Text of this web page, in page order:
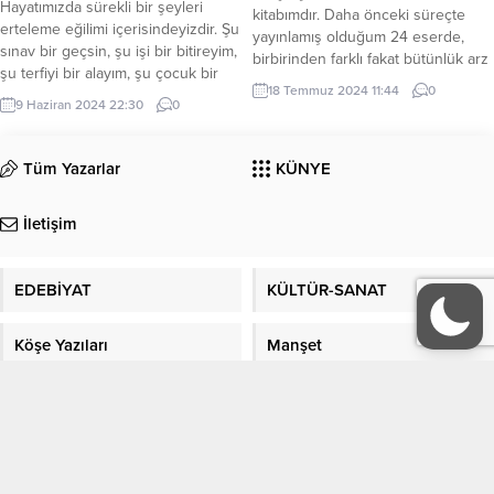
ve Araştırma Merkezi (VEKAM),
Koleksiyoncular Derneği...
Hayatımızda sürekli bir şeyleri
erteleme eğilimi içerisindeyizdir. Şu
sınav bir geçsin, şu işi bir bitireyim,
şu terfiyi bir alayım, şu çocuk bir
büyüsün gibi birçok bahanelerden
sonra “işte o zaman hayat
bunun içerisinde saklı değildir.
Bahanelerin arkasına sığınmakla
hayat...
9 Haziran 2024 22:30 0
kitabımdır. Daha önceki süreçte
yayınlamış olduğum 24 eserde,
birbirinden farklı fakat bütünlük arz
eden konulara odaklandım. Bu
konu ve alanlar ise; bilim, kültür,
sosyoloji, psikoloji, tarımsal ve
18 Temmuz 2024 11:44 0
Tüm Yazarlar KÜNYE
İletişim
EDEBİYAT KÜLTÜR-SANAT
Köşe Yazıları Manşet